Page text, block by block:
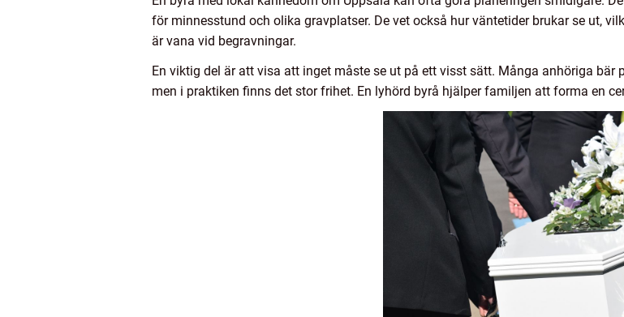
för minnesstund och olika gravplatser. De vet också hur väntetider brukar se ut,
är vana vid begravningar.
En viktig del är att visa att inget måste se ut på ett visst sätt. Många anhöriga
men i praktiken finns det stor frihet. En lyhörd byrå hjälper familjen att forma en